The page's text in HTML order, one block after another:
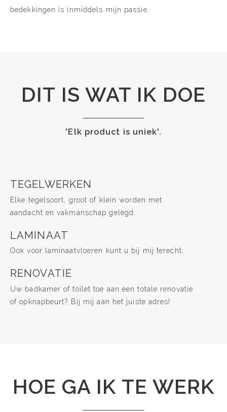
bedekkingen is inmiddels mijn passie.
DIT IS WAT IK DOE
'Elk product is uniek'.
TEGELWERKEN
Elke tegelsoort, groot of klein worden met
aandacht en vakmanschap gelegd.
LAMINAAT
Ook voor laminaatvloeren kunt u bij mij terecht.
RENOVATIE
Uw badkamer of toilet toe aan een totale renovatie
of opknapbeurt? Bij mij aan het juiste adres!
HOE GA IK TE WERK